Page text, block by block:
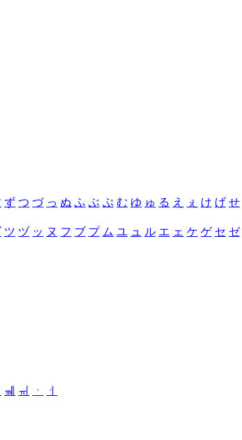
ず つ づ っ ぬ ふ ぶ ぷ む ゆ ゅ る え ぇ け げ せ
ツ ヅ ッ ヌ フ ブ プ ム ユ ュ ル エ ェ ケ ゲ セ ゼ
ㆋ ㆌ ㆍ
ㆎ